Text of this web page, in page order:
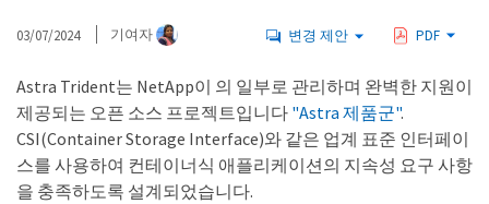
03/07/2024 기여자 변경 제안 PDF
Astra Trident는 NetApp이 의 일부로 관리하며 완벽한 지원이
제공되는 오픈 소스 프로젝트입니다 "Astra 제품군".
CSI(Container Storage Interface)와 같은 업계 표준 인터페이
스를 사용하여 컨테이너식 애플리케이션의 지속성 요구 사항
을 충족하도록 설계되었습니다.